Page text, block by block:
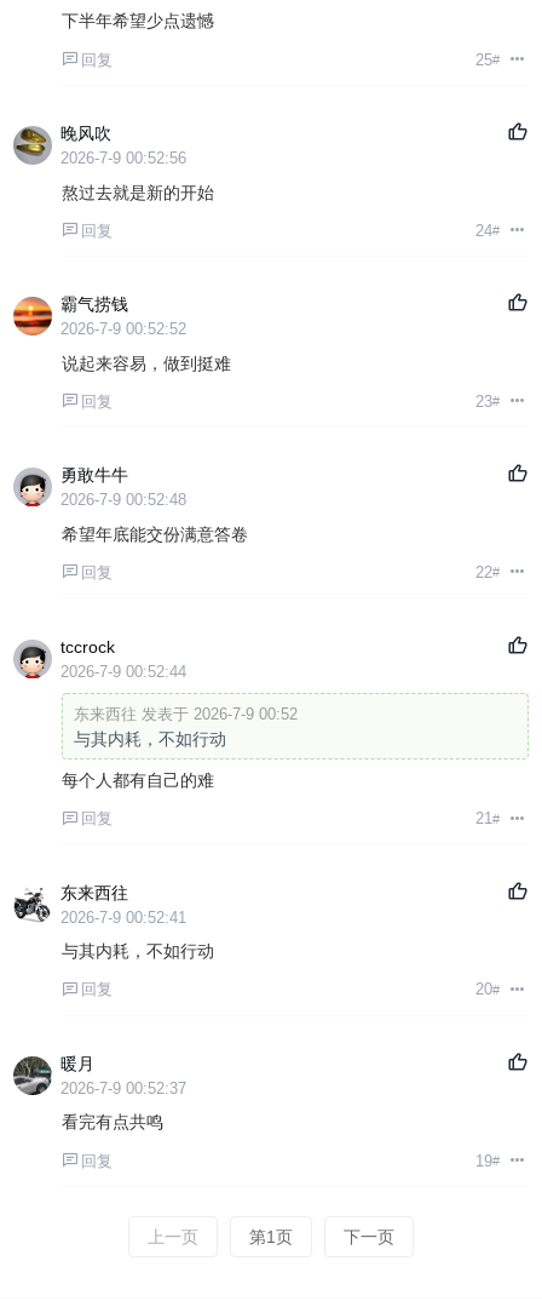
下半年希望少点遗憾
回复 25#
晚风吹
2026-7-9 00:52:56
熬过去就是新的开始
回复 24#
霸气捞钱
2026-7-9 00:52:52
说起来容易，做到挺难
回复 23#
勇敢牛牛
2026-7-9 00:52:48
希望年底能交份满意答卷
回复 22#
tccrock
2026-7-9 00:52:44
东来西往 发表于 2026-7-9 00:52
与其内耗，不如行动
每个人都有自己的难
回复 21#
东来西往
2026-7-9 00:52:41
与其内耗，不如行动
回复 20#
暖月
2026-7-9 00:52:37
看完有点共鸣
回复 19#
上一页 第1页 下一页